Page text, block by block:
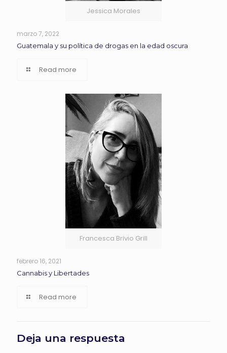
Jessica Morales
marzo 7, 2022
Guatemala y su política de drogas en la edad oscura
Read more
Francesca Brivio Grill
febrero 16, 2021
Cannabis y Libertades
Read more
Deja una respuesta